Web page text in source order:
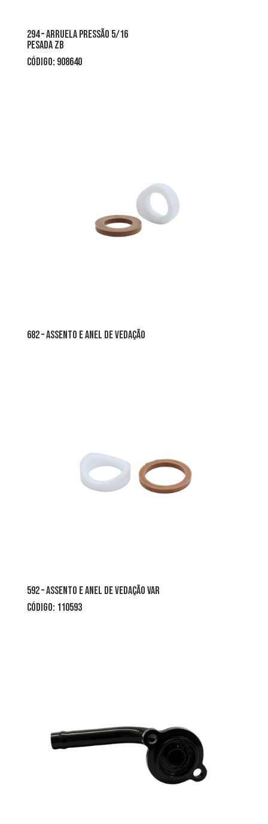
294 – arruela pressão 5/16
pesada zb
CÓDIGO: 908640
682 – assento e anel de vedação
592 – assento e anel de vedação var
CÓDIGO: 110593